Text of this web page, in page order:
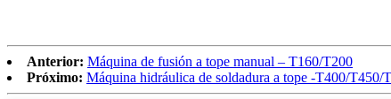
Anterior: Máquina de fusión a tope manual – T160/T200
Próximo: Máquina hidráulica de soldadura a tope -T400/T450/